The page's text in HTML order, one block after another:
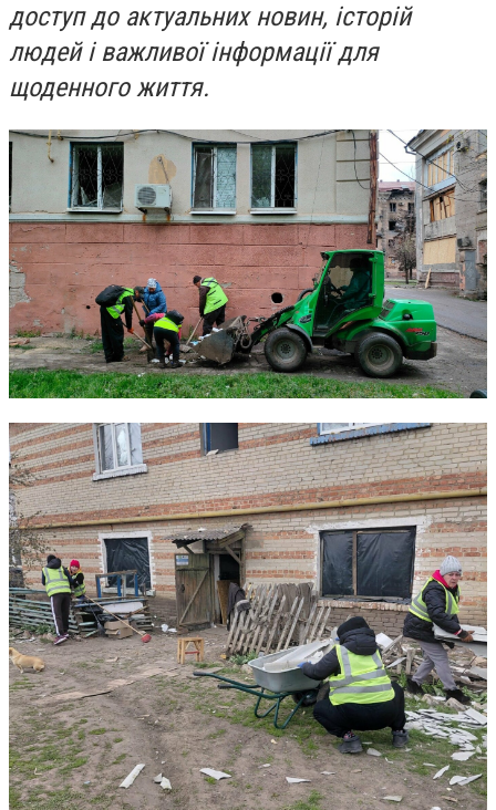
доступ до актуальних новин, історій
людей і важливої інформації для
щоденного життя.